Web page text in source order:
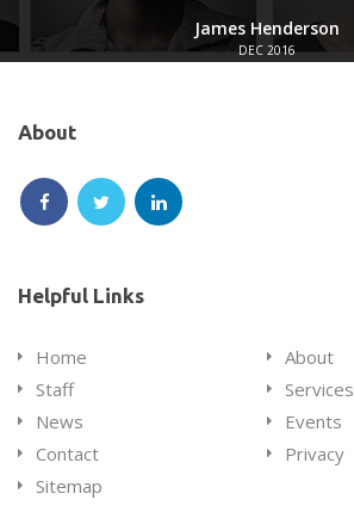
James Henderson
DEC 2016
About
Follow
on
Follow
on
Follow
Helpful Links
Home
About
Staff
Services
News
Events
Contact
Privacy
Sitemap